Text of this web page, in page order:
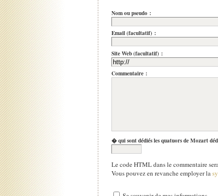
Nom ou pseudo :
Email (facultatif) :
Site Web (facultatif) :
Commentaire :
� qui sont dédiés les quatuors de Mozart
Le code HTML dans le commentaire
Vous pouvez en revanche employer la